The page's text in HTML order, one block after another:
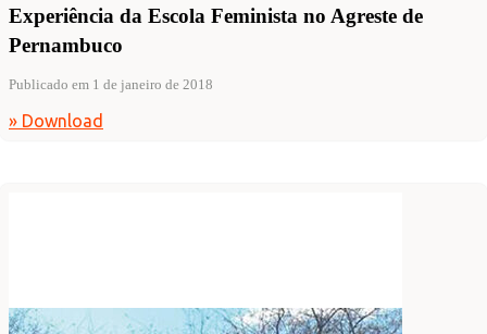
Experiência da Escola Feminista no Agreste de
Pernambuco
Publicado em 1 de janeiro de 2018
» Download